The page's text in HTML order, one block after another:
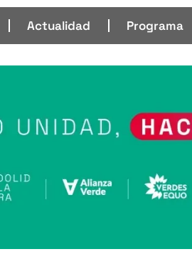
Actualidad Programa